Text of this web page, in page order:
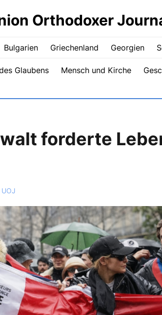
Orthodoxer
Bulgarien Griechenland Georgien
Glaubens Mensch und Kirche
forderte